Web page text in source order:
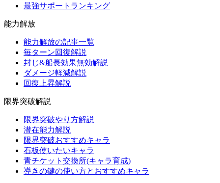
最強サポートランキング
能力解放
能力解放の記事一覧
毎ターン回復解説
封じ&船長効果無効解説
ダメージ軽減解説
回復上昇解説
限界突破解説
限界突破やり方解説
潜在能力解説
限界突破おすすめキャラ
石板使いたいキャラ
青チケット交換所(キャラ育成)
導きの鍵の使い方とおすすめキャラ